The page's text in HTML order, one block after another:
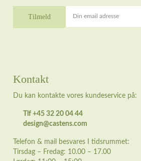
Kontakt
Du kan kontakte vores kundeservice på:
Tlf +45 32 20 04 44
design@castens.com
Telefon & mail besvares I tidsrummet:
Tirsdag – Fredag: 10.00 – 17.00
Din email adresse